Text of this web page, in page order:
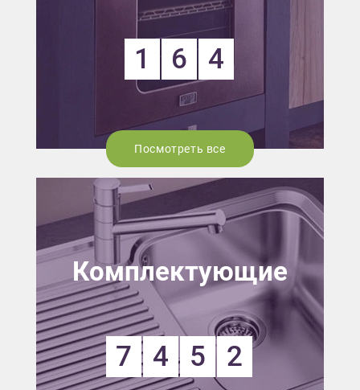
1 6 4
Посмотреть все
Комплектующие
7 4 5 2